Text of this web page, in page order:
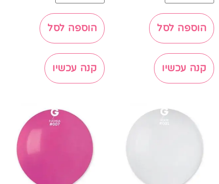
הוספה לסל
קנה עכשיו
הוספה לסל
קנה עכשיו